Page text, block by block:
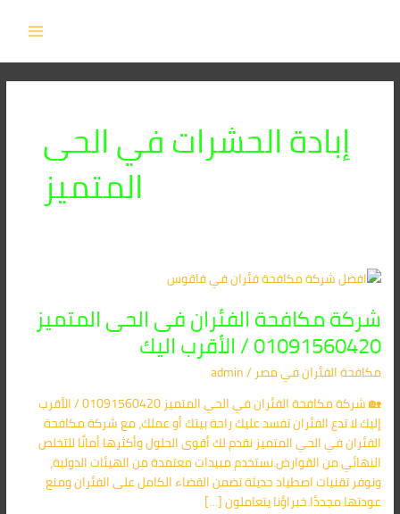
إبادة الحشرات في الحى
المتميز
شركة مكافحة الفئران فى الحى المتميز
01091560420 / الأقرب اليك
مكافحة الفئران​ في مصر/
admin
🏡 شركة مكافحة الفئران في الحي المتميز 01091560420 / الأقرب
إليك لا تدع الفئران تفسد عليك راحة بيتك أو عملك، مع شركة مكافحة
الفئران في الحي المتميز نقدم لك أقوى الحلول وأكثرها أمانًا للتخلص
النهائي من القوارض.نستخدم مبيدات معتمدة من الهيئات الدولية،
ونوفر تقنيات اصطياد حديثة تضمن القضاء الكامل على الفئران ومنع
عودتها مجددًا.خبراؤنا يتعاملون […]
شركة
الفئران
فى
الحى
المتميز
01091560420
/
الأقرب
اليك